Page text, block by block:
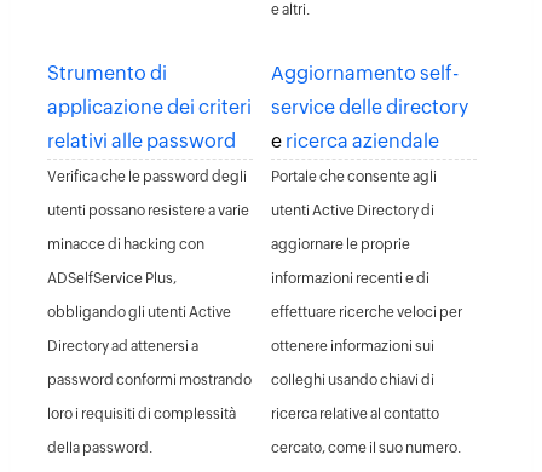
e altri.
Strumento di
applicazione dei criteri
relativi alle password
Verifica che le password degli
utenti possano resistere a varie
minacce di hacking con
ADSelfService Plus,
obbligando gli utenti Active
Directory ad attenersi a
password conformi mostrando
loro i requisiti di complessità
della password.
Aggiornamento self-
service delle directory
e ricerca aziendale
Portale che consente agli
utenti Active Directory di
aggiornare le proprie
informazioni recenti e di
effettuare ricerche veloci per
ottenere informazioni sui
colleghi usando chiavi di
ricerca relative al contatto
cercato, come il suo numero.